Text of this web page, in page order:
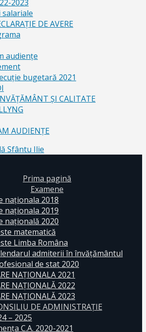
2023
DE AVERE
audiențe
bugetară 2021
ȘI CALITATE
AUDIENŢE
Prima pagină
Examene
naționala 2018
naționala 2019
națională 2020
matematică
Limba Româna
admiterii în învăţământul
de stat 2020
NAȚIONALA 2021
NAŢIONALĂ 2022
NAŢIONALĂ 2023
DE ADMINISTRAȚIE
– 2025
C.A. 2020-2021